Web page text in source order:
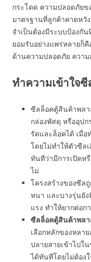
กระโดด ความปลอดภัยข
มาตรฐานที่ลูกค้าคาดหวั
จำเป็นต้องมีระบบป้องกั
ยอมรับอย่างแพร่หลายก็คื
ด้านความปลอดภัย ควา
ทำความเข้าใจ
ซีลล็อคตู้สินค้าพล
กล่องพัสดุ หรืออุป
รัดและล็อคได้ เมื่อ
โดยไม่ทำให้ตัวซีล
ทันทีว่ามีการเปิดห
ไม่
โครงสร้างของซีล
หนา และบางรุ่นยัง
แรง ทำให้ยากต่อก
ซีลล็อคตู้สินค้าพล
เลือกหลักของหลา
ปลายสายเข้าไปใ
ได้ทันทีโดยไม่ต้อง